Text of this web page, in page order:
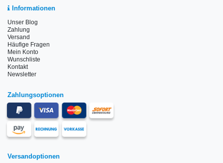
Informationen
Unser Blog
Zahlung
Versand
Häufige Fragen
Mein Konto
Wunschliste
Kontakt
Newsletter
Zahlungsoptionen
Versandoptionen